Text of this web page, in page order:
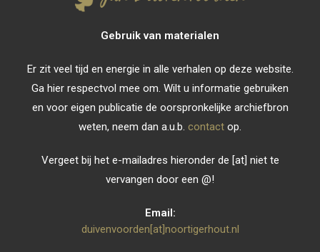
Gebruik van materialen
Er zit veel tijd en energie in alle verhalen op deze website.
Ga hier respectvol mee om. Wilt u informatie gebruiken
en voor eigen publicatie de oorspronkelijke archiefbron
weten, neem dan a.u.b. contact op.
Vergeet bij het e-mailadres hieronder de [at] niet te
vervangen door een @!
Email:
duivenvoorden[at]noortigerhout.nlOpent